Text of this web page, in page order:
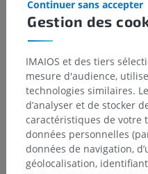
Gestion des
Continuer sans accepter
IMAIOS et des tiers
mesure d'audience,
technologies similaires.
d’analyser et de stocker
caractéristiques de votre
données personnelles
données de navigation,
géolocalisation,